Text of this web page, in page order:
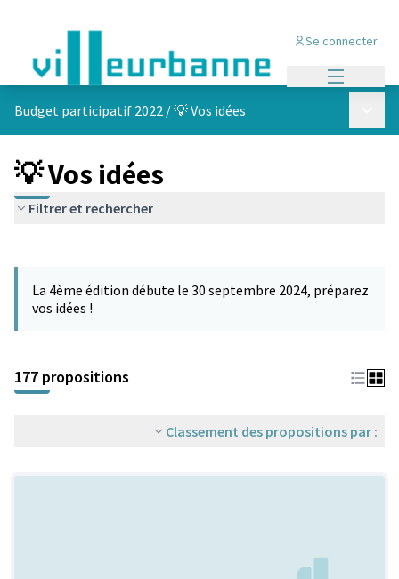
Se connecter
Budget participatif 2022 /💡 Vos idées
💡 Vos idées
Filtrer et rechercher
−
La 4ème édition débute le 30 septembre 2024, préparez
vos idées !
177 propositions
Classement des propositions par :